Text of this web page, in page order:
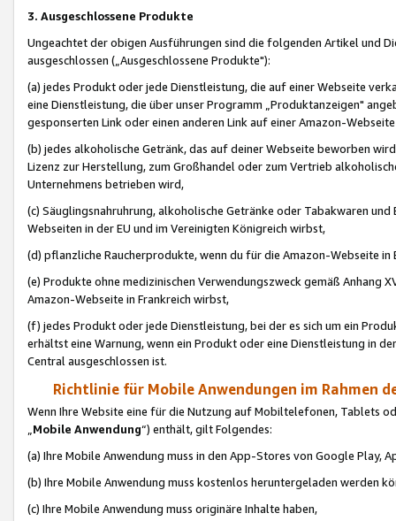
3. Ausgeschlossene Produkte
Ungeachtet der obigen Ausführungen sind die folgenden Artikel und
ausgeschlossen („Ausgeschlossene Produkte"):
(a) jedes Produkt oder jede Dienstleistung, die auf einer Webseite
eine Dienstleistung, die über unser Programm „Produktanzeigen"
gesponserten Link oder einen anderen Link auf einer Amazon-
(b) jedes alkoholische Getränk, das auf deiner Webseite beworben
Lizenz zur Herstellung, zum Großhandel oder zum Vertrieb
Unternehmens betrieben wird,
(c) Säuglingsnahruhrung, alkoholische Getränke oder Tabakwaren
Webseiten in der EU und im Vereinigten Königreich wirbst,
(d) pflanzliche Raucherprodukte, wenn du für die Amazon-Webseite in
(e) Produkte ohne medizinischen Verwendungszweck gemäß Anhang
Amazon-Webseite in Frankreich wirbst,
(f) jedes Produkt oder jede Dienstleistung, bei der es sich um ein
erhältst eine Warnung, wenn ein Produkt oder eine Dienstleistung in
Central ausgeschlossen ist.
Richtlinie für Mobile Anwendungen im Rahmen
Wenn Ihre Website eine für die Nutzung auf Mobiltelefonen, Tablets
„Mobile Anwendung“) enthält, gilt Folgendes:
(a) Ihre Mobile Anwendung muss in den App-Stores von Google Play,
(b) Ihre Mobile Anwendung muss kostenlos heruntergeladen werden
(c) Ihre Mobile Anwendung muss originäre Inhalte haben,